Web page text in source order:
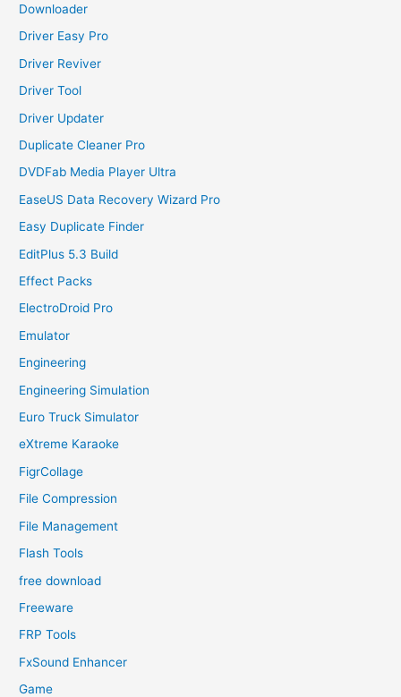
Downloader
Driver Easy Pro
Driver Reviver
Driver Tool
Driver Updater
Duplicate Cleaner Pro
DVDFab Media Player Ultra
EaseUS Data Recovery Wizard Pro
Easy Duplicate Finder
EditPlus 5.3 Build
Effect Packs
ElectroDroid Pro
Emulator
Engineering
Engineering Simulation
Euro Truck Simulator
eXtreme Karaoke
FigrCollage
File Compression
File Management
Flash Tools
free download
Freeware
FRP Tools
FxSound Enhancer
Game